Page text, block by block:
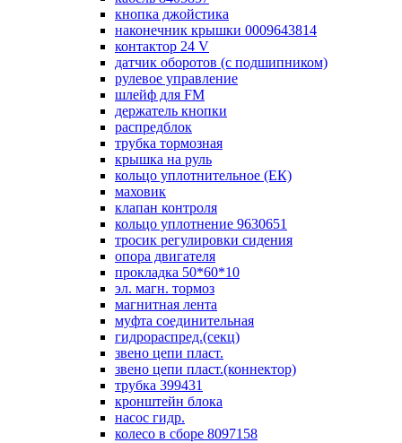
кнопка джойстика
наконечник крышки 0009643814
контактор 24 V
датчик оборотов (с подшипником)
рулевое управление
шлейф для FM
держатель кнопки
распредблок
трубка тормозная
крышка на руль
кольцо уплотнительное (ЕК)
маховик
клапан контроля
кольцо уплотнение 9630651
тросик регулировки сидения
опора двигателя
прокладка 50*60*10
эл. магн. тормоз
магнитная лента
муфта соединительная
гидрораспред.(секц)
звено цепи пласт.
звено цепи пласт.(коннектор)
трубка 399431
кронштейн блока
насос гидр.
колесо в сборе 8097158